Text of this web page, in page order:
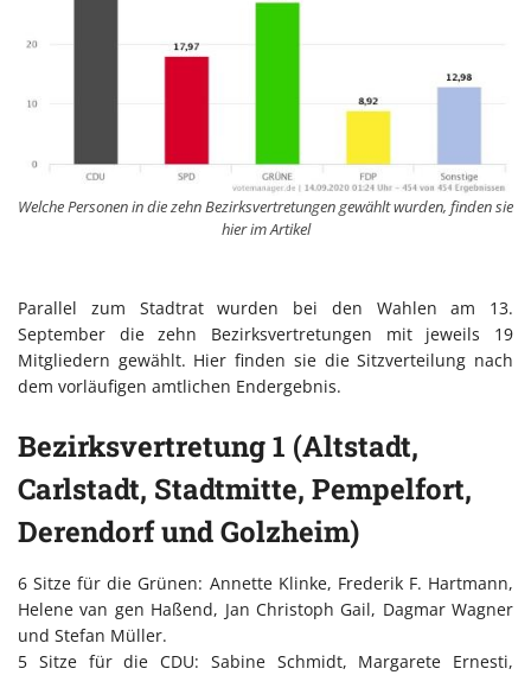
Welche Personen in die zehn Bezirksvertretungen gewählt wurden, finden sie
hier im Artikel
Parallel zum Stadtrat wurden bei den Wahlen am 13.
September die zehn Bezirksvertretungen mit jeweils 19
Mitgliedern gewählt. Hier finden sie die Sitzverteilung nach
dem vorläufigen amtlichen Endergebnis.
Bezirksvertretung 1 (Altstadt,
Carlstadt, Stadtmitte, Pempelfort,
Derendorf und Golzheim)
6 Sitze für die Grünen: Annette Klinke, Frederik F. Hartmann,
Helene van gen Haßend, Jan Christoph Gail, Dagmar Wagner
und Stefan Müller.
5 Sitze für die CDU: Sabine Schmidt, Margarete Ernesti,